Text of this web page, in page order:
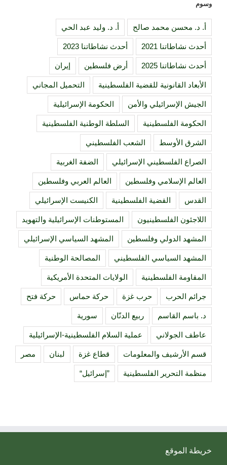
وسوم
أ. د. محسن محمد صالح أ. د. وليد عبد الحي
أحدث نشاطاتنا 2021 أحدث نشاطاتنا 2023
أحدث نشاطاتنا 2025 أرض فلسطين إيران
الأبعاد القانونية للقضية الفلسطينية التحميل المجاني
الجيش الإسرائيلي والأمن الحكومة الإسرائيلية
الحكومة الفلسطينية السلطة الوطنية الفلسطينية
الشرق الأوسط الشعب الفلسطيني
الصراع الفلسطيني الإسرائيلي الضفة الغربية
العالم الإسلامي وفلسطين العالم العربي وفلسطين
القدس القضية الفلسطينية الكنيست الإسرائيلي
اللاجئون الفلسطينيون المستوطنات الإسرائيلية والتهويد
المشهد الدولي وفلسطين المشهد السياسي الإسرائيلي
المشهد السياسي الفلسطيني المصالحة الوطنية
المقاومة الفلسطينية الولايات المتحدة الأمريكية
جرائم الحرب حرب غزة حركة حماس حركة فتح
د. باسم القاسم ربيع الدنّان سورية
عاطف الجولاني عملية السلام الفلسطينية-الإسرائيلية
قسم الأرشيف والمعلومات قطاع غزة لبنان مصر
منظمة التحرير الفلسطينية ”إسرائيل“
خريطة الموقع